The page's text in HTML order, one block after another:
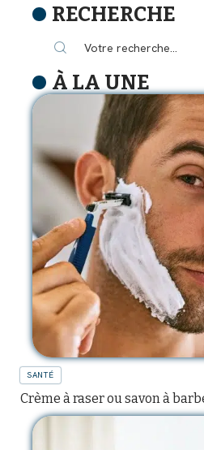
RECHERCHE
À LA UNE
SANTÉ
Crème à raser ou savon à